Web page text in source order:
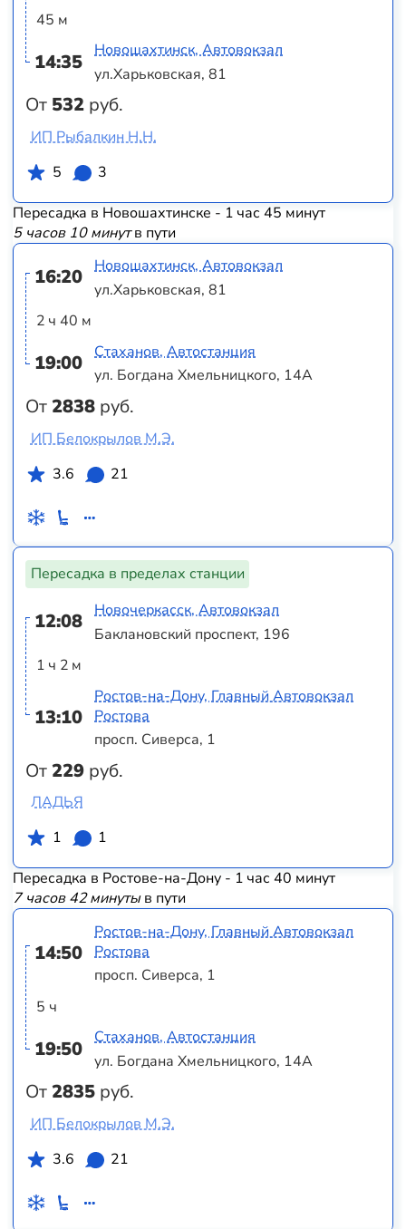
45 м
14:35
От 532 руб.
Новошахтинск, Автовокзал
ул.Харьковская, 81
ИП Рыбалкин Н.Н.
5
3
Пересадка в Новошахтинске - 1 час 45 минут
5 часов 10 минутв пути
16:20
2 ч 40 м
19:00
От2838 руб.
Новошахтинск, Автовокзал
ул.Харьковская, 81
Стаханов, Автостанция
ул. Богдана Хмельницкого, 14А
ИП Белокрылов М.Э.
3.6
21
Пересадка в пределах станции
12:08
1 ч 2 м
13:10
От229 руб.
Новочеркасск, Автовокзал
Баклановский проспект, 196
Ростов-на-Дону, Главный Автовокзал
Ростова
просп. Сиверса, 1
ЛАДЬЯ
1
1
Пересадка в Ростове-на-Дону - 1 час 40 минут
7 часов 42 минутыв пути
14:50
5 ч
19:50
От2835 руб.
Ростов-на-Дону, Главный Автовокзал
Ростова
просп. Сиверса, 1
Стаханов, Автостанция
ул. Богдана Хмельницкого, 14А
ИП Белокрылов М.Э.
3.6
21